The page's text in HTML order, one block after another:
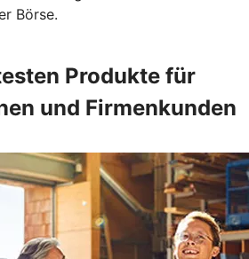
Börse.
Produkte für
und Firmenkunden